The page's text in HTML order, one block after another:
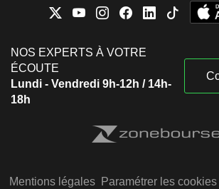
NOS EXPERTS À VOTRE
ÉCOUTE
Lundi - Vendredi 9h-12h / 14h-
18h
Mentions légales Paramétrer les cookies